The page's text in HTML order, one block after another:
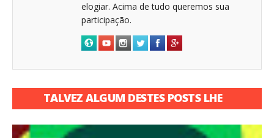
elogiar. Acima de tudo queremos sua
participação.
TALVEZ ALGUM DESTES POSTS LHE